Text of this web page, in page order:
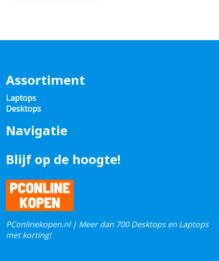
Assortiment
Laptops
Desktops
Navigatie
Blijf op de hoogte!
PConlinekopen.nl | Meer dan 700 Desktops en Laptops
met korting!